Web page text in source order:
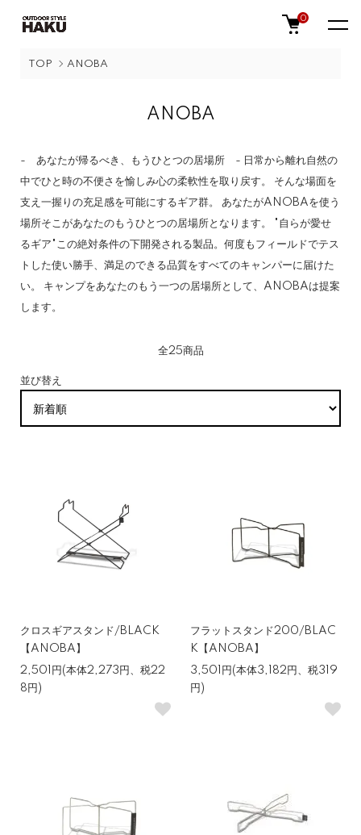
0
TOP ANOBA
ANOBA
- あなたが帰るべき、もうひとつの居場所 - 日常から離れ自然の
中でひと時の不便さを愉しみ心の柔軟性を取り戻す。 そんな場面を
支え一握りの充足感を可能にするギア群。 あなたがANOBAを使う
場所そこがあなたのもうひとつの居場所となります。 "自らが愛せ
るギア"この絶対条件の下開発される製品。何度もフィールドでテス
トした使い勝手、満足のできる品質をすべてのキャンパーに届けた
い。 キャンプをあなたのもう一つの居場所として、ANOBAは提案
します。
全25商品
並び替え
クロスギアスタンド/BLACK
【ANOBA】
2,501円(本体2,273円、税22
8円)
フラットスタンド200/BLAC
K【ANOBA】
3,501円(本体3,182円、税319
円)